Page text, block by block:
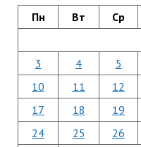
Пн Вт Ср
3
4 5
10
11 12
17
18 19
24
25 26